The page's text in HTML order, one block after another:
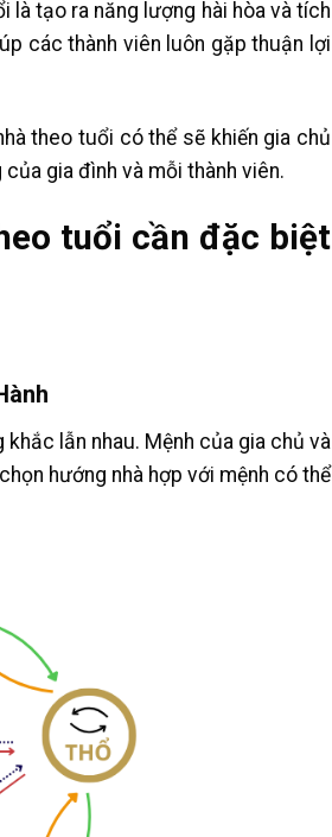
là tạo ra năng lượng hài hòa và tích
các thành viên luôn gặp thuận lợi
theo tuổi có thể sẽ khiến gia chủ
của gia đình và mỗi thành viên.
tuổi cần đặc biệt
lẫn nhau. Mệnh của gia chủ và
hướng nhà hợp với mệnh có thể